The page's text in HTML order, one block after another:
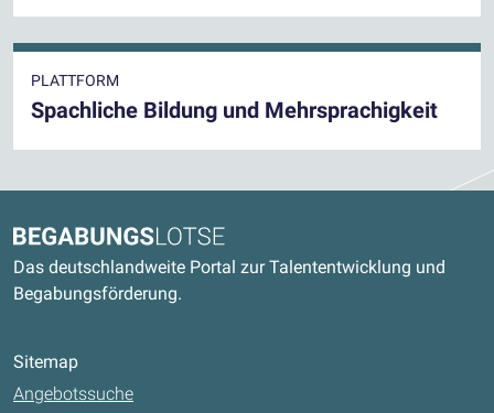
PLATTFORM
Spachliche Bildung und Mehrsprachigkeit
Begabungslotse
Das deutschlandweite Portal zur Talententwicklung und
Begabungsförderung.
Sitemap
Angebotssuche